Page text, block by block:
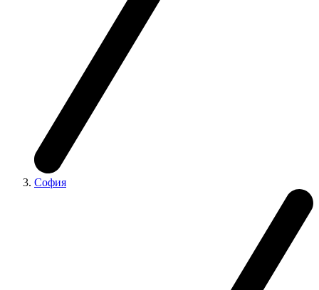
София